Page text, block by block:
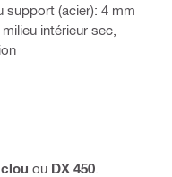
support (acier): 4 mm
intérieur sec,
clou ou DX 450